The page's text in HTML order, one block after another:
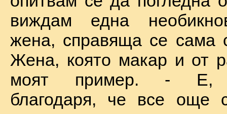
виждам една
жена, справяща се сама
Жена, която макар и от
моят пример. - Е,
благодаря, че все още